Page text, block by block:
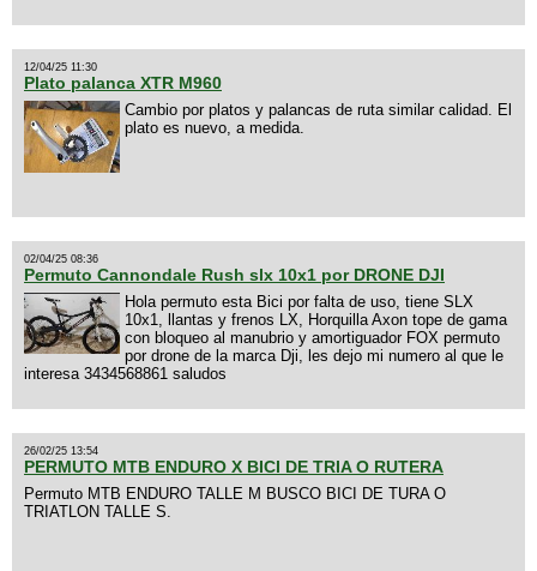
12/04/25 11:30
Plato palanca XTR M960
Cambio por platos y palancas de ruta similar calidad. El
plato es nuevo, a medida.
02/04/25 08:36
Permuto Cannondale Rush slx 10x1 por DRONE DJI
Hola permuto esta Bici por falta de uso, tiene SLX
10x1, llantas y frenos LX, Horquilla Axon tope de gama
con bloqueo al manubrio y amortiguador FOX permuto
por drone de la marca Dji, les dejo mi numero al que le
interesa 3434568861 saludos
26/02/25 13:54
PERMUTO MTB ENDURO X BICI DE TRIA O RUTERA
Permuto MTB ENDURO TALLE M BUSCO BICI DE TURA O
TRIATLON TALLE S.